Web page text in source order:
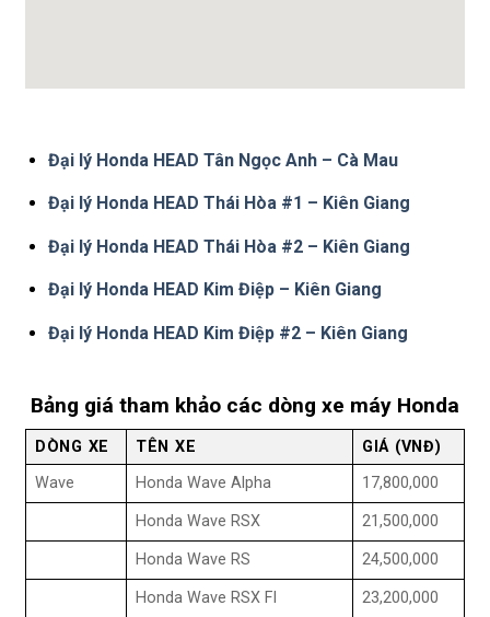
Đại lý Honda HEAD Tân Ngọc Anh – Cà Mau
Đại lý Honda HEAD Thái Hòa #1 – Kiên Giang
Đại lý Honda HEAD Thái Hòa #2 – Kiên Giang
Đại lý Honda HEAD Kim Điệp – Kiên Giang
Đại lý Honda HEAD Kim Điệp #2 – Kiên Giang
Bảng giá tham khảo các dòng xe máy Honda
DÒNG XE TÊN XE
GIÁ (VNĐ)
Wave
Honda Wave Alpha 17,800,000
Honda Wave RSX 21,500,000
Honda Wave RS 24,500,000
Honda Wave RSX FI 23,200,000